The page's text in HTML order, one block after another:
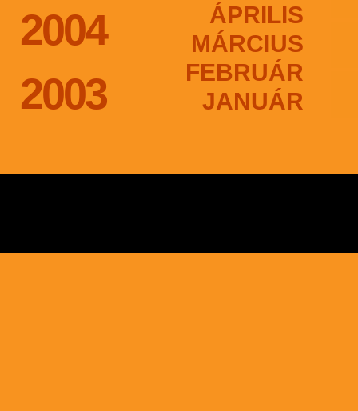
2004
2003
ÁPRILIS
MÁRCIUS
FEBRUÁR
JANUÁR